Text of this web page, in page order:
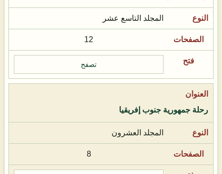
المجلد التاسع عشر
12
تصفح
رحلة جمهورية جنوب إفريقيا
المجلد العشرون
8